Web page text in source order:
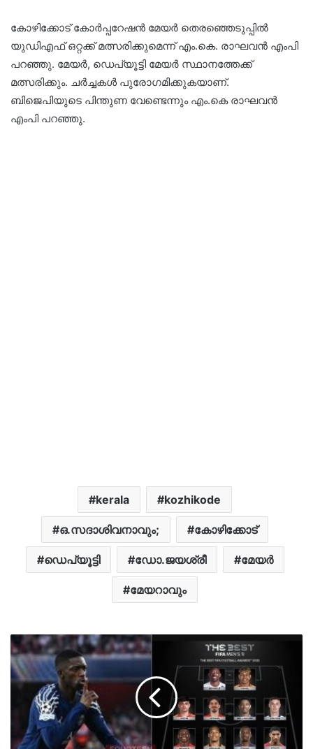
കോഴിക്കോട് കോർപ്പറേഷൻ മേയർ തെരഞ്ഞെടുപ്പിൽ
യുഡിഎഫ് ഒറ്റക്ക് മത്സരിക്കുമെന്ന് എം.കെ. രാഘവൻ എംപി
പറഞ്ഞു. മേയർ, ഡെപ്യൂട്ടി മേയർ സ്ഥാനത്തേക്ക്
മത്സരിക്കും. ചർച്ചകൾ പുരോഗമിക്കുകയാണ്.
ബിജെപിയുടെ പിന്തുണ വേണ്ടെന്നും എം.കെ രാഘവൻ
എംപി പറഞ്ഞു.
kerala kozhikode
ഒ.സദാശിവനാവും; കോഴിക്കോട്
ഡെപ്യൂട്ടി ഡോ.ജയശ്രീ മേയർ
മേയറാവും